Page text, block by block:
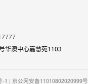
华澳中心嘉慧苑1103
1 | 京公网安备11010802020999号